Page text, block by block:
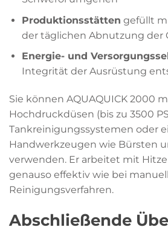
Produktionsstätten gefüllt
der täglichen Abnutzung der
Energie- und
Integrität der Ausrüstung
Sie können AQUAQUICK 2000
Hochdruckdüsen (bis zu 3500
Tankreinigungssystemen oder
Handwerkzeugen wie Bürsten
verwenden. Er arbeitet mit
genauso effektiv wie bei
Reinigungsverfahren.
Abschließende